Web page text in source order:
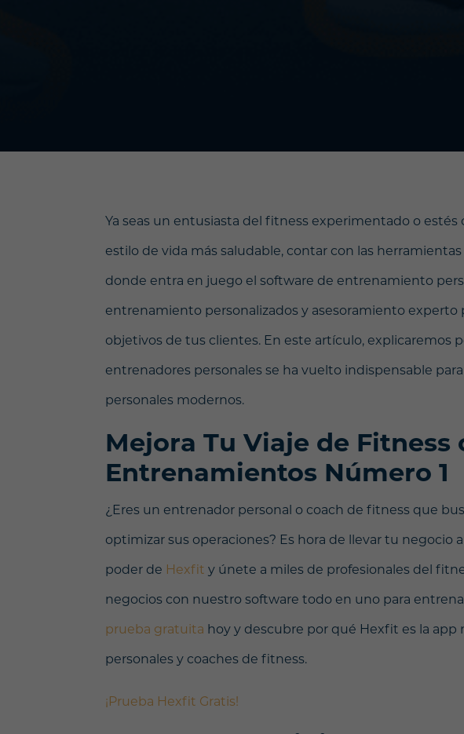
Ya seas un entusiasta del fitness experimentado o
estilo de vida más saludable, contar con las
donde entra en juego el software de entrenamiento
entrenamiento personalizados y asesoramiento experto
objetivos de tus clientes. En este artículo, explicaremos
entrenadores personales se ha vuelto indispensable
personales modernos.
Mejora Tu Viaje de Fitness
Entrenamientos Número 1
¿Eres un entrenador personal o coach de fitness que
optimizar sus operaciones? Es hora de llevar tu negocio
poder de Hexfit y únete a miles de profesionales del
negocios con nuestro software todo en uno para
prueba gratuita hoy y descubre por qué Hexfit es la app
personales y coaches de fitness.
¡Prueba Hexfit Gratis!